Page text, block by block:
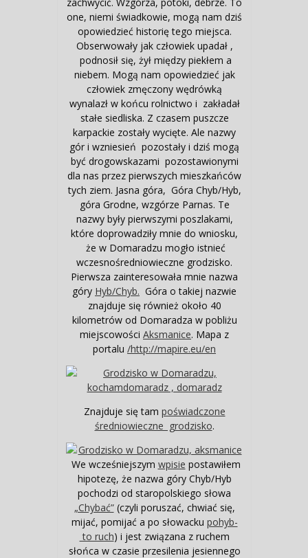
one, niemi świadkowie, mogą nam dziś
opowiedzieć historię tego miejsca.
Obserwowały jak człowiek upadał ,
podnosił się, żył między piekłem a
niebem. Mogą nam opowiedzieć jak
człowiek zmęczony wędrówką
wynalazł w końcu rolnictwo i zakładał
stałe siedliska. Z czasem puszcze
karpackie zostały wycięte. Ale nazwy
gór i wzniesień pozostały i dziś mogą
być drogowskazami pozostawionymi
dla nas przez pierwszych mieszkańców
tych ziem. Jasna góra, Góra Chyb/Hyb,
góra Grodne, wzgórze Parnas. Te
nazwy były pierwszymi poszlakami,
które doprowadziły mnie do wniosku,
że w Domaradzu mogło istnieć
wczesnośredniowieczne grodzisko.
Pierwsza zainteresowała mnie nazwa
góry Hyb/Chyb. Góra o takiej nazwie
znajduje się również około 40
kilometrów od Domaradza w pobliżu
miejscowości Aksmanice. Mapa z
portalu /http://mapire.eu/en
Znajduje się tam poświadczone
średniowieczne grodzisko.
We wcześniejszym wpisie postawiłem
hipotezę, że nazwa góry Chyb/Hyb
pochodzi od staropolskiego słowa
„Chybać”(czyli poruszać, chwiać się,
mijać, pomijać a po słowacku pohyb-
to ruch) i jest związana z ruchem
słońca w czasie przesilenia jesiennego